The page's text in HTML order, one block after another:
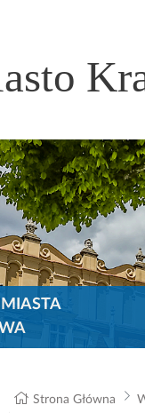
Strona Główna